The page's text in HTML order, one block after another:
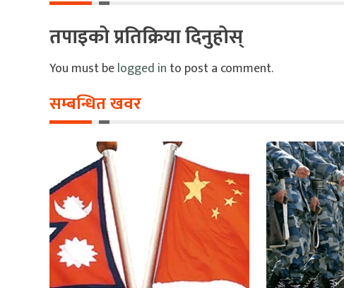
तपाइको प्रतिक्रिया दिनुहोस्
You must belogged in to post a comment.
सम्बन्धित खवर